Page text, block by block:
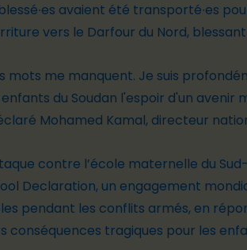
es avaient été transporté∙es
vers le Darfour du Nord,
mots me manquent. Je suis
enfants du Soudan l'espoir d'un
Mohamed Kamal, directeur
contre l’école maternelle du
Declaration, un engagement
pendant les conflits armés, en
conséquences tragiques pour les